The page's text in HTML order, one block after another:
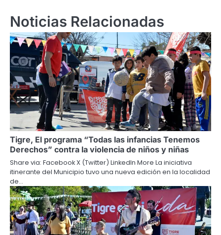
Noticias Relacionadas
Tigre, El programa “Todas las infancias Tenemos
Derechos” contra la violencia de niños y niñas
Share via: Facebook X (Twitter) LinkedIn More La iniciativa
itinerante del Municipio tuvo una nueva edición en la localidad
de…